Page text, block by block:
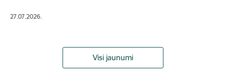
27.07.2026.
Visi jaunumi